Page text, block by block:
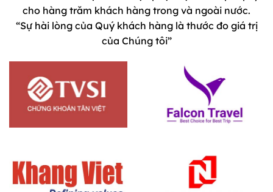
cho hàng trăm khách hàng trong và ngoài nước.
“Sự hài lòng của Quý khách hàng là thước đo giá trị
của Chúng tôi”